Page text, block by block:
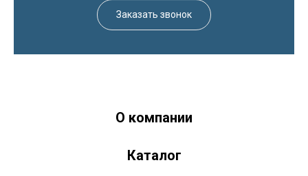
Заказать звонок
О компании
Каталог